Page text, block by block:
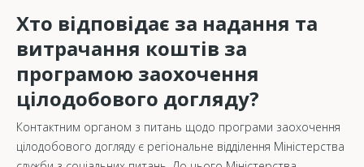
Хто відповідає за надання та
витрачання коштів за
програмою заохочення
цілодобового догляду?
Контактним органом з питань щодо програми заохочення
цілодобового догляду є регіональне відділення Міністерства